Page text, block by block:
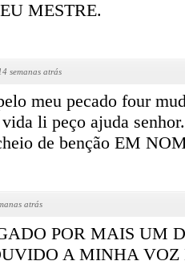
MESTRE.
semanas atrás
meu pecado four
li peço ajuda
de benção EM
atrás
POR MAIS UM
A MINHA VOZ